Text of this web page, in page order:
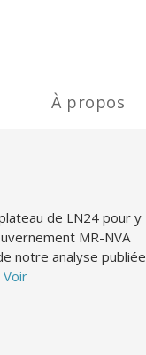
À propos
de LN24 pour y
MR-NVA
notre analyse publiée
Voir